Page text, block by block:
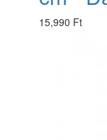
15,990 Ft